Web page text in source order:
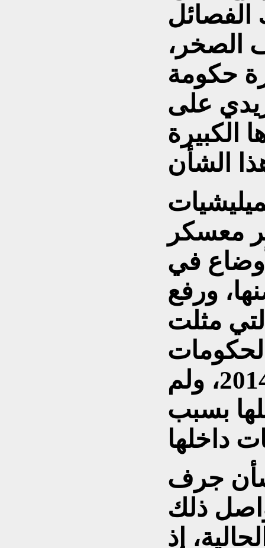
الفصائل
الصخر،
حكومة
على
الكبيرة
معسكر
في
ورفع
مثلت
التي تعاقبت منذ عام 2014، ولم
بسبب
جرف
ذلك
إذ